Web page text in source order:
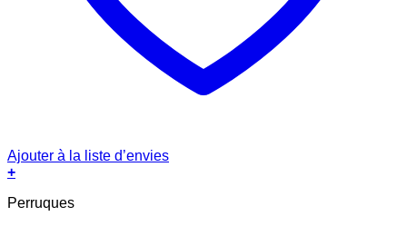
Ajouter à la liste d’envies
+
Perruques